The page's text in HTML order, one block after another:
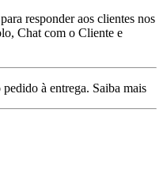
responder aos clientes nos
Chat com o Cliente e
à entrega. Saiba mais